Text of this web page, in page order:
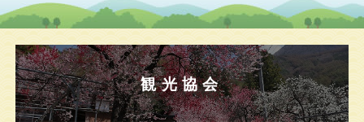
観光協会